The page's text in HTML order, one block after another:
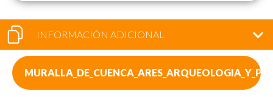
INFORMACIÓN ADICIONAL